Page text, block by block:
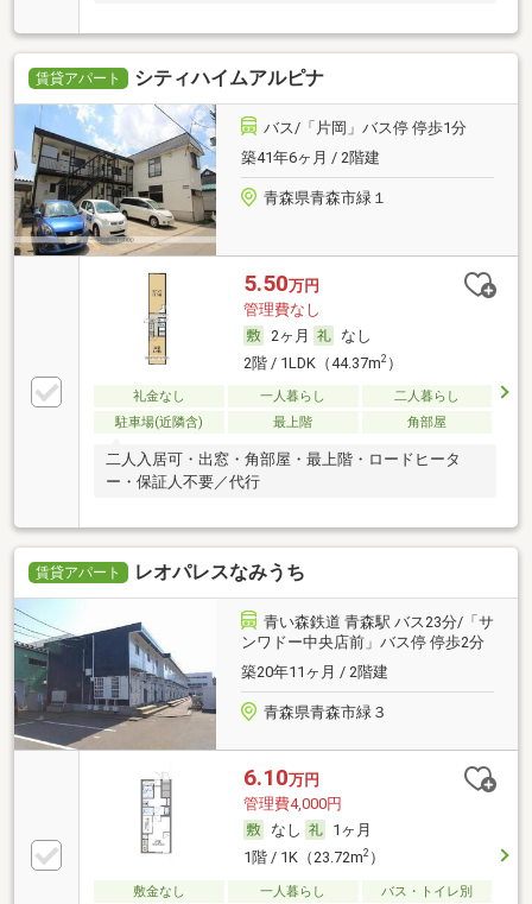
賃貸アパート シティハイムアルピナ
バス/「片岡」バス停 停歩1分
築41年6ヶ月 / 2階建
青森県青森市緑１
5.50万円
管理費なし
2ヶ月
なし
2階 / 1LDK（44.37m2）
礼金なし 一人暮らし
二人暮らし
駐車場(近隣含)
最上階 角部屋
二人入居可・出窓・角部屋・最上階・ロードヒータ
ー・保証人不要／代行
賃貸アパート レオパレスなみうち
青い森鉄道 青森駅 バス23分/「サ
ンワドー中央店前」バス停 停歩2分
築20年11ヶ月 / 2階建
青森県青森市緑３
6.10万円
管理費4,000円
なし
1ヶ月
1階 / 1K（23.72m2）
敷金なし 一人暮らし バス・トイレ別